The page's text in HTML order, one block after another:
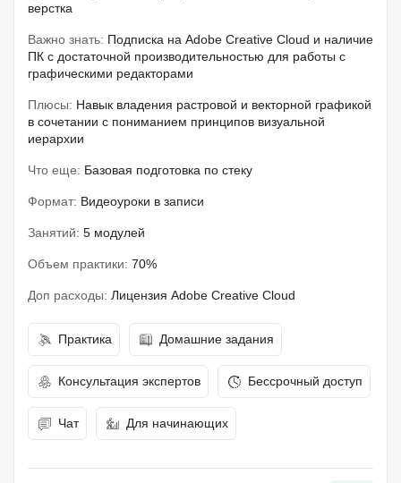
верстка
Важно знать: Подписка на Adobe Creative Cloud и наличие
ПК с достаточной производительностью для работы с
графическими редакторами
Плюсы: Навык владения растровой и векторной графикой
в сочетании с пониманием принципов визуальной
иерархии
Что еще: Базовая подготовка по стеку
Формат: Видеоуроки в записи
Занятий: 5 модулей
Объем практики: 70%
Доп расходы: Лицензия Adobe Creative Cloud
Практика Домашние задания
Консультация экспертов Бессрочный доступ
Чат Для начинающих